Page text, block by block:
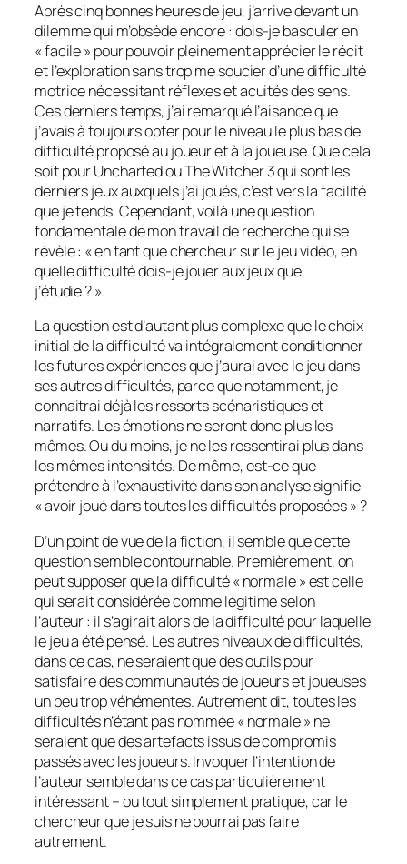
Après cinq bonnes heures de jeu, j’arrive devant un
dilemme qui m’obsède encore : dois-je basculer en
« facile » pour pouvoir pleinement apprécier le récit
et l’exploration sans trop me soucier d’une difficulté
motrice nécessitant réflexes et acuités des sens.
Ces derniers temps, j’ai remarqué l’aisance que
j’avais à toujours opter pour le niveau le plus bas de
difficulté proposé au joueur et à la joueuse. Que cela
soit pourUnchartedouThe Witcher 3qui sont les
derniers jeux auxquels j’ai joués, c’est vers la facilité
que je tends. Cependant, voilà une question
fondamentale de mon travail de recherche qui se
révèle : « en tant que chercheur sur le jeu vidéo, en
quelle difficulté dois-je jouer aux jeux que
j’étudie ? ».
La question est d’autant plus complexe que le choix
initial de la difficulté va intégralement conditionner
les futures expériences que j’aurai avec le jeu dans
ses autres difficultés, parce que notamment, je
connaitrai déjà les ressorts scénaristiques et
narratifs. Les émotions ne seront donc plus les
mêmes. Ou du moins, je ne les ressentirai plus dans
les mêmes intensités. De même, est-ce que
prétendre à l’exhaustivité dans son analyse signifie
« avoir joué dans toutes les difficultés proposées » ?
D’un point de vue de la fiction, il semble que cette
question semble contournable. Premièrement, on
peut supposer que la difficulté « normale » est celle
qui serait considérée comme légitime selon
l’auteur : il s’agirait alors de la difficulté pour laquelle
le jeu a été pensé. Les autres niveaux de difficultés,
dans ce cas, ne seraient que des outils pour
satisfaire des communautés de joueurs et joueuses
un peu trop véhémentes. Autrement dit, toutes les
difficultés n’étant pas nommée « normale » ne
seraient que des artefacts issus de compromis
passés avec les joueurs. Invoquer l’intention de
l’auteur semble dans ce cas particulièrement
intéressant – ou tout simplement pratique, car le
chercheur que je suis ne pourrai pas faire
autrement.